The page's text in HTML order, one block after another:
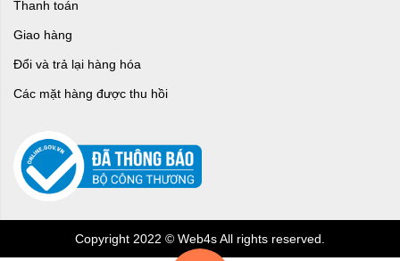
Thanh toán
Giao hàng
Đổi và trả lại hàng hóa
Các mặt hàng được thu hồi
Copyright 2022 © Web4s All rights reserved.